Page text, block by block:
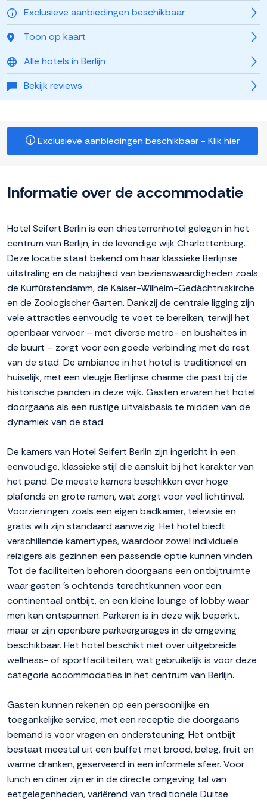
Exclusieve aanbiedingen beschikbaar
Toon op kaart
Alle hotels in Berlijn
Bekijk reviews
Exclusieve aanbiedingen beschikbaar - Klik hier
Informatie over de accommodatie
Hotel Seifert Berlin is een driesterrenhotel gelegen in het
centrum van Berlijn, in de levendige wijk Charlottenburg.
Deze locatie staat bekend om haar klassieke Berlijnse
uitstraling en de nabijheid van bezienswaardigheden zoals
de Kurfürstendamm, de Kaiser-Wilhelm-Gedächtniskirche
en de Zoologischer Garten. Dankzij de centrale ligging zijn
vele attracties eenvoudig te voet te bereiken, terwijl het
openbaar vervoer – met diverse metro- en bushaltes in
de buurt – zorgt voor een goede verbinding met de rest
van de stad. De ambiance in het hotel is traditioneel en
huiselijk, met een vleugje Berlijnse charme die past bij de
historische panden in deze wijk. Gasten ervaren het hotel
doorgaans als een rustige uitvalsbasis te midden van de
dynamiek van de stad.
De kamers van Hotel Seifert Berlin zijn ingericht in een
eenvoudige, klassieke stijl die aansluit bij het karakter van
het pand. De meeste kamers beschikken over hoge
plafonds en grote ramen, wat zorgt voor veel lichtinval.
Voorzieningen zoals een eigen badkamer, televisie en
gratis wifi zijn standaard aanwezig. Het hotel biedt
verschillende kamertypes, waardoor zowel individuele
reizigers als gezinnen een passende optie kunnen vinden.
Tot de faciliteiten behoren doorgaans een ontbijtruimte
waar gasten 's ochtends terechtkunnen voor een
continentaal ontbijt, en een kleine lounge of lobby waar
men kan ontspannen. Parkeren is in deze wijk beperkt,
maar er zijn openbare parkeergarages in de omgeving
beschikbaar. Het hotel beschikt niet over uitgebreide
wellness- of sportfaciliteiten, wat gebruikelijk is voor deze
categorie accommodaties in het centrum van Berlijn.
Gasten kunnen rekenen op een persoonlijke en
toegankelijke service, met een receptie die doorgaans
bemand is voor vragen en ondersteuning. Het ontbijt
bestaat meestal uit een buffet met brood, beleg, fruit en
warme dranken, geserveerd in een informele sfeer. Voor
lunch en diner zijn er in de directe omgeving tal van
eetgelegenheden, variërend van traditionele Duitse